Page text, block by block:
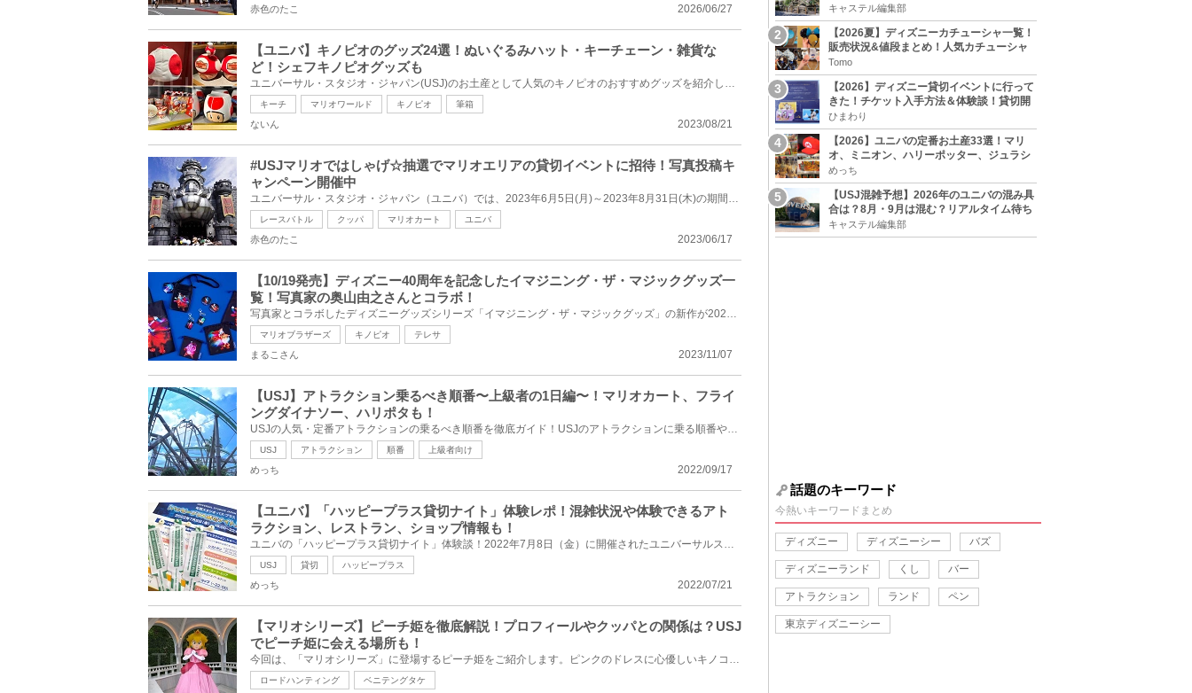
2026/06/27
赤色のたこ
【ユニバ】キノピオのグッズ24選！ぬいぐるみハット・キーチェーン・雑貨な
ど！シェフキノピオグッズも
ユニバーサル・スタジオ・ジャパン(USJ)のお土産として人気のキノピオのおすすめグッズを紹介します。キ...
キーチ マリオワールド キノピオ 筆箱
2023/08/21
ないん
#USJマリオではしゃげ☆抽選でマリオエリアの貸切イベントに招待！写真投稿キ
ャンペーン開催中
ユニバーサル・スタジオ・ジャパン（ユニバ）では、2023年6月5日(月)～2023年8月31日(木)の期間、Twitte...
レースバトル クッパ マリオカート ユニバ
2023/06/17
赤色のたこ
【10/19発売】ディズニー40周年を記念したイマジニング・ザ・マジックグッズ一
覧！写真家の奥山由之さんとコラボ！
写真家とコラボしたディズニーグッズシリーズ「イマジニング・ザ・マジックグッズ」の新作が2023年10月1...
マリオブラザーズ キノピオ テレサ
2023/11/07
まるこさん
【USJ】アトラクション乗るべき順番〜上級者の1日編〜！マリオカート、フライ
ングダイナソー、ハリポタも！
USJの人気・定番アトラクションの乗るべき順番を徹底ガイド！USJのアトラクションに乗る順番や裏ワザ、...
USJ アトラクション 順番 上級者向け
2022/09/17
めっち
【ユニバ】「ハッピープラス貸切ナイト」体験レポ！混雑状況や体験できるアト
ラクション、レストラン、ショップ情報も！
ユニバの「ハッピープラス貸切ナイト」体験談！2022年7月8日（金）に開催されたユニバーサルスタジオジ...
USJ 貸切 ハッピープラス
2022/07/21
めっち
【マリオシリーズ】ピーチ姫を徹底解説！プロフィールやクッパとの関係は？USJ
でピーチ姫に会える場所も！
今回は、「マリオシリーズ」に登場するピーチ姫をご紹介します。ピンクのドレスに心優しいキノコ王国の...
ロードハンティング ベニテングタケ
キャステル編集部
【2026夏】ディズニーカチューシャ一覧！
販売状況&値段まとめ！人気カチューシャ
をチェック
Tomo
【2026】ディズニー貸切イベントに行って
きた！チケット入手方法＆体験談！貸切開
催日程まとめ！
ひまわり
【2026】ユニバの定番お土産33選！マリ
オ、ミニオン、ハリーポッター、ジュラシ
ックパーク、セサミ、SINGなどのグッズ情
報
めっち
【USJ混雑予想】2026年のユニバの混み具
合は？8月・9月は混む？リアルタイム待ち
時間アプリも
キャステル編集部
話題のキーワード
今熱いキーワードまとめ
ディズニー ディズニーシー バズ
ディズニーランド くし バー
アトラクション ランド ペン
東京ディズニーシー